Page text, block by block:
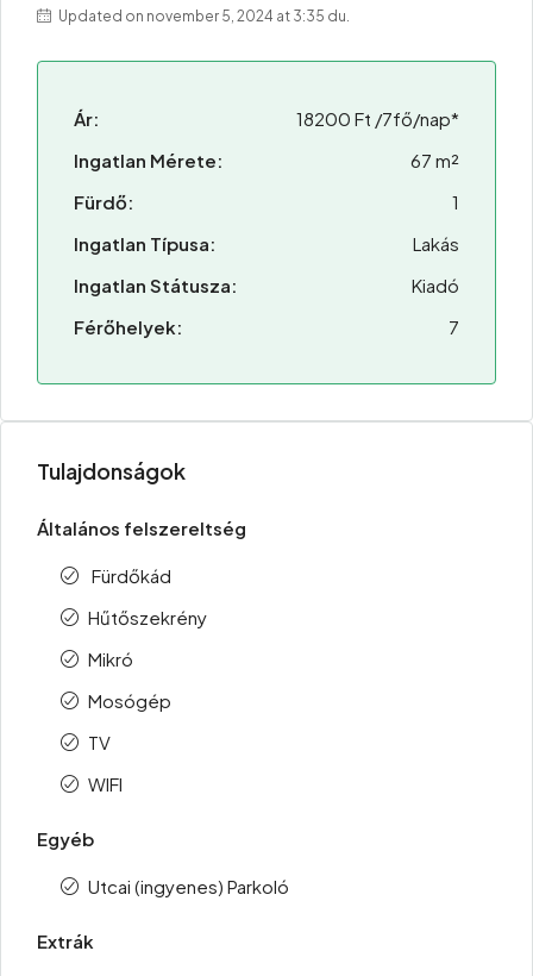
Updated on november 5, 2024 at 3:35 du.
Ár:
18200 Ft /7fő/nap*
Ingatlan Mérete:
67 m²
Fürdő:
1
Ingatlan Típusa:
Lakás
Ingatlan Státusza:
Kiadó
Férőhelyek:
7
Tulajdonságok
Általános felszereltség
Fürdőkád
Hűtőszekrény
Mikró
Mosógép
TV
WIFI
Egyéb
Utcai (ingyenes) Parkoló
Extrák